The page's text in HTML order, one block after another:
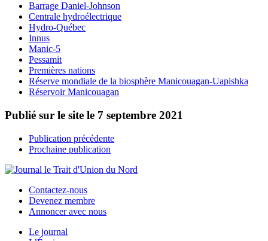
Barrage Daniel-Johnson
Centrale hydroélectrique
Hydro-Québec
Innus
Manic-5
Pessamit
Premières nations
Réserve mondiale de la biosphère Manicouagan-Uapishka
Réservoir Manicouagan
Publié sur le site le 7 septembre 2021
Publication précédente
Prochaine publication
Contactez-nous
Devenez membre
Annoncer avec nous
Le journal